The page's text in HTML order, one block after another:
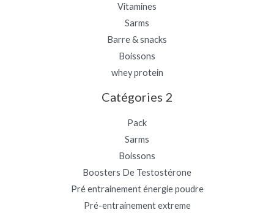
Vitamines
Sarms
Barre & snacks
Boissons
whey protein
Catégories 2
Pack
Sarms
Boissons
Boosters De Testostérone
Pré entrainement énergie poudre
Pré-entrainement extreme